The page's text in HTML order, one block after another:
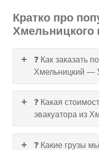
Кратко про
Хмельницкого
❓ Как заказать
Хмельницкий —
❓ Какая
эвакуатора из
❓ Какие грузы